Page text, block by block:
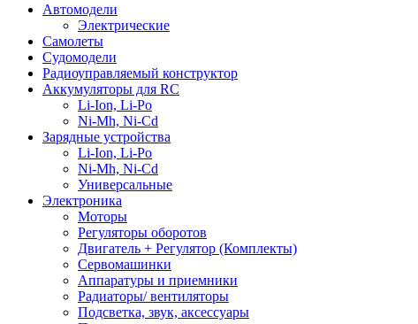
Автомодели
Электрические
Самолеты
Судомодели
Радиоуправляемый конструктор
Аккумуляторы для RC
Li-Ion, Li-Po
Ni-Mh, Ni-Cd
Зарядные устройства
Li-Ion, Li-Po
Ni-Mh, Ni-Cd
Универсальные
Электроника
Моторы
Регуляторы оборотов
Двигатель + Регулятор (Комплекты)
Сервомашинки
Аппаратуры и приемники
Радиаторы/ вентиляторы
Подсветка, звук, аксессуары